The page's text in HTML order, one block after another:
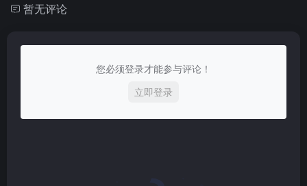
暂无评论
您必须登录才能参与评论！
立即登录